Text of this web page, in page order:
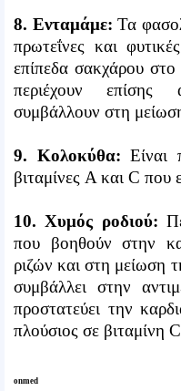
8. Ενταμάμε: Τα
πρωτεΐνες και
επίπεδα σακχάρου
περιέχουν επίσης
συμβάλλουν στη
9. Κολοκύθα: Είναι
βιταμίνες A και C που
10. Χυμός ροδιού:
που βοηθούν στην
ριζών και στη μείωση
συμβάλλει στην
προστατεύει την
πλούσιος σε βιταμίνη
onmed